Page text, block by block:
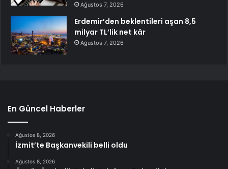
Ağustos 7, 2026
Erdemir’den beklentileri aşan 8,5
milyar TL’lik net kâr
Ağustos 7, 2026
En Güncel Haberler
Ağustos 8, 2026
İzmit’te Başkanvekili belli oldu
Ağustos 8, 2026